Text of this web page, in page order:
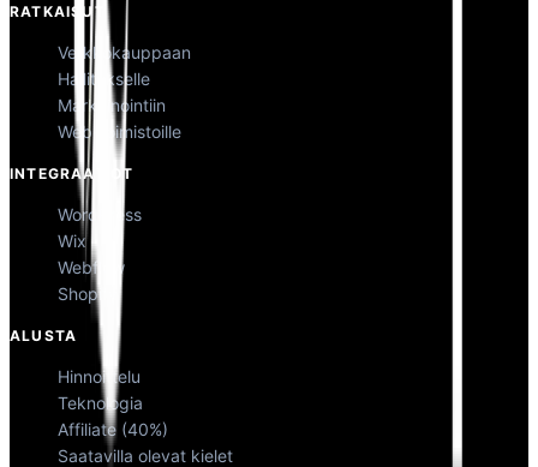
RATKAISUT
Verkkokauppaan
Hallitukselle
Markkinointiin
Web-toimistoille
INTEGRAATIOT
WordPress
Wix
Webflow
Shopify
ALUSTA
Hinnoittelu
Teknologia
Affiliate (40%)
Saatavilla olevat kielet